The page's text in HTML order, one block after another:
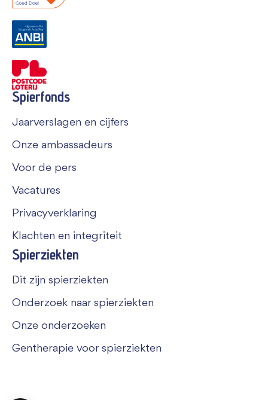
Spierfonds
Jaarverslagen en cijfers
Onze ambassadeurs
Voor de pers
Vacatures
Privacyverklaring
Klachten en integriteit
Spierziekten
Dit zijn spierziekten
Onderzoek naar spierziekten
Onze onderzoeken
Gentherapie voor spierziekten